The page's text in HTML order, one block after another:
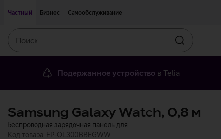
Частный
Бизнес Самообслуживание
Искать
Подержанное устройство в Telia
Samsung Galaxy Watch, 0,8 м
Беспроводная зарядочная панель для
Код товара: EP-OL300BBEGWW